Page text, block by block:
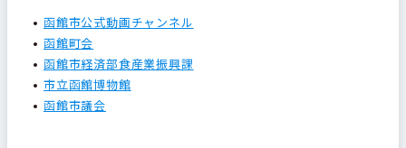
函館市公式動画チャンネル
函館町会
函館市経済部食産業振興課
市立函館博物館
函館市議会